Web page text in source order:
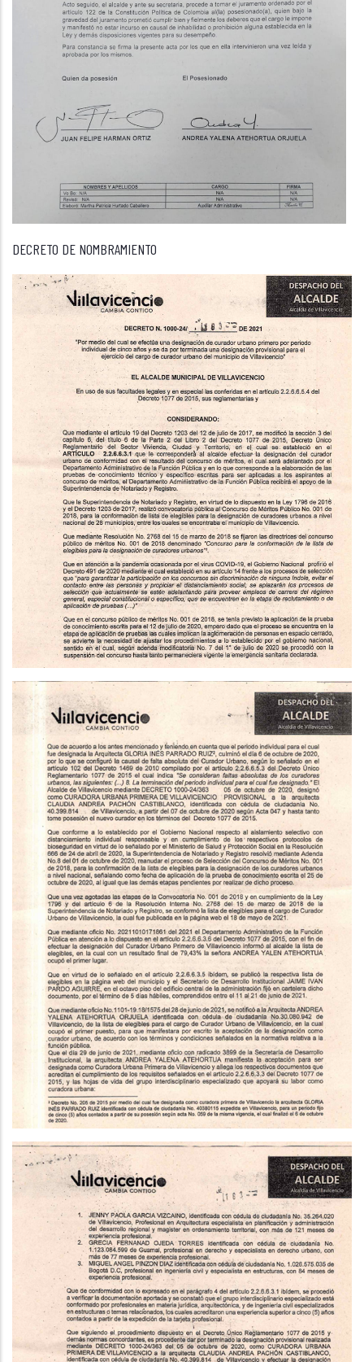
DECRETO DE NOMBRAMIENTO